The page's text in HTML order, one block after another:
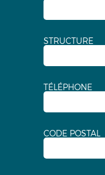
STRUCTURE
TÉLÉPHONE
CODE POSTAL